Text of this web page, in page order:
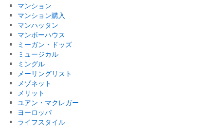
マンション
マンション購入
マンハッタン
マンボーハウス
ミーガン・ドッズ
ミュージカル
ミングル
メーリングリスト
メゾネット
メリット
ユアン・マクレガー
ヨーロッパ
ライフスタイル